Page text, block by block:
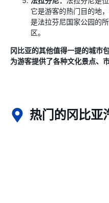
它是游客的热门目的地
是法拉芬尼国家公园的
区。
冈比亚的其他值得一提的城市
为游客提供了各种文化景点、
热门的冈比亚